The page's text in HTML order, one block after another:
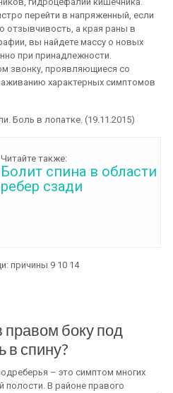
перейти в напряженный, если
отзывчивость, а края раны в
вы найдете массу о новых
при принадлежности.
звонку, проявляющиеся со
характерных симптомов
Боль в лопатке. (19.11.2015)
Читайте также:
Болит спина в области
ребер сзади
причины 9 10 14
правом боку под
в спину?
– это симптом многих
В районе правого